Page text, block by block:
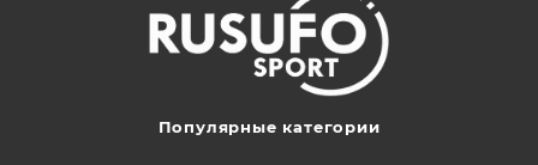
Популярные категории